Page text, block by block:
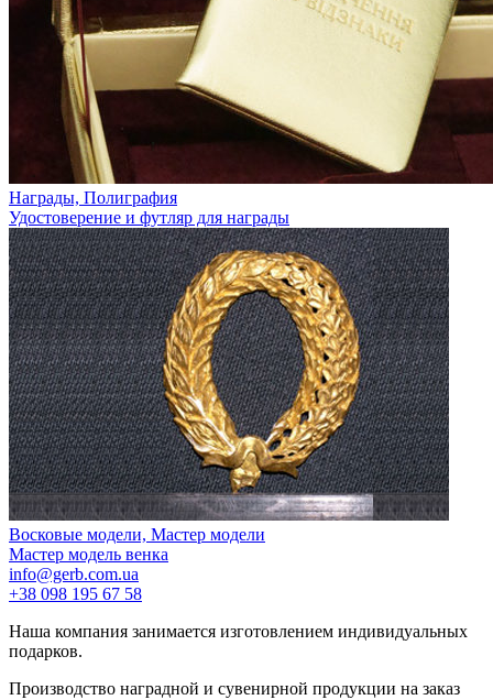
Награды, Полиграфия
Удостоверение и футляр для награды
Восковые модели, Мастер модели
Мастер модель венка
info@gerb.com.ua
+38 098 195 67 58
Наша компания занимается изготовлением индивидуальных
подарков.
Производство наградной и сувенирной продукции на заказ